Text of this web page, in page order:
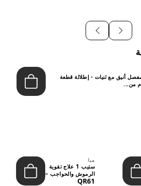
أنيق مع ثنيات - إطلالة قطعة
من...
ميا
ستيب 1 علاج تقوية
الرموش والحواجب –
12 مل
QR61